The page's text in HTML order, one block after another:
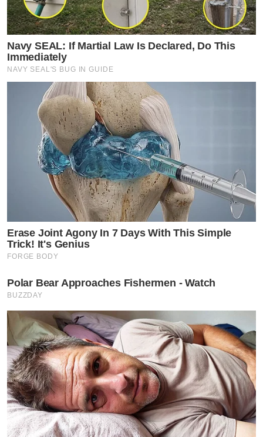
Navy SEAL: If Martial Law Is Declared, Do This
Immediately
NAVY SEAL'S BUG IN GUIDE
Erase Joint Agony In 7 Days With This Simple
Trick! It's Genius
FORGE BODY
Polar Bear Approaches Fishermen - Watch
BUZZDAY